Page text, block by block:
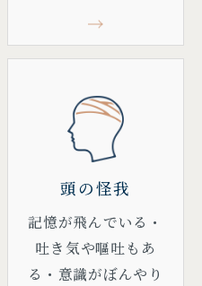
頭の怪我
記憶が飛んでいる・
吐き気や嘔吐もあ
る・意識がぼんやり